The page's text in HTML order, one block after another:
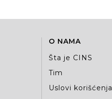
O NAMA
Šta je CINS
Tim
Uslovi korišćenja